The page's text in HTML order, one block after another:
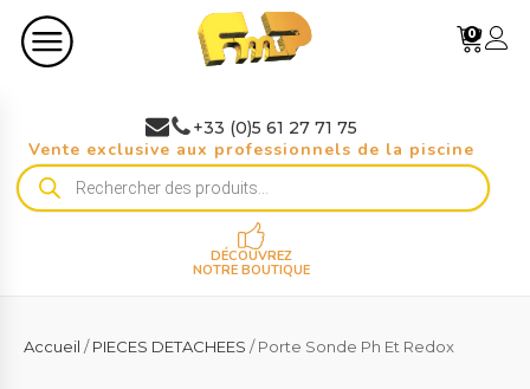
0
+33 (0)5 61 27 71 75
Vente exclusive aux professionnels de la piscine
Recherche
de
DÉCOUVREZ
NOTRE BOUTIQUE
Accueil /PIECES DETACHEES / Porte Sonde Ph Et Redox